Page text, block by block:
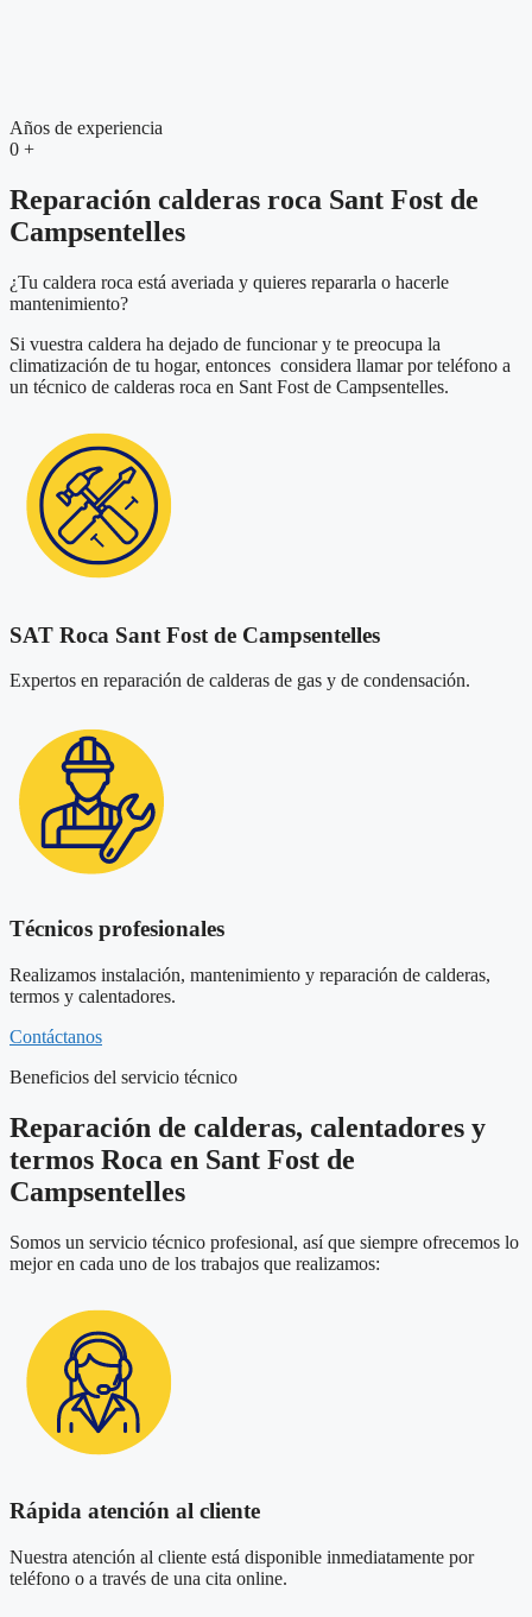
Años de experiencia
0 +
Reparación calderas roca Sant Fost de
Campsentelles
¿Tu caldera roca está averiada y quieres repararla o hacerle
mantenimiento?
Si vuestra caldera ha dejado de funcionar y te preocupa la
climatización de tu hogar, entonces considera llamar por teléfono a
un técnico de calderas roca en Sant Fost de Campsentelles.
SAT Roca Sant Fost de Campsentelles
Expertos en reparación de calderas de gas y de condensación.
Técnicos profesionales
Realizamos instalación, mantenimiento y reparación de calderas,
termos y calentadores.
Contáctanos
Beneficios del servicio técnico
Reparación de calderas, calentadores y
termos Roca en Sant Fost de
Campsentelles
Somos un servicio técnico profesional, así que siempre ofrecemos lo
mejor en cada uno de los trabajos que realizamos:
Rápida atención al cliente
Nuestra atención al cliente está disponible inmediatamente por
teléfono o a través de una cita online.